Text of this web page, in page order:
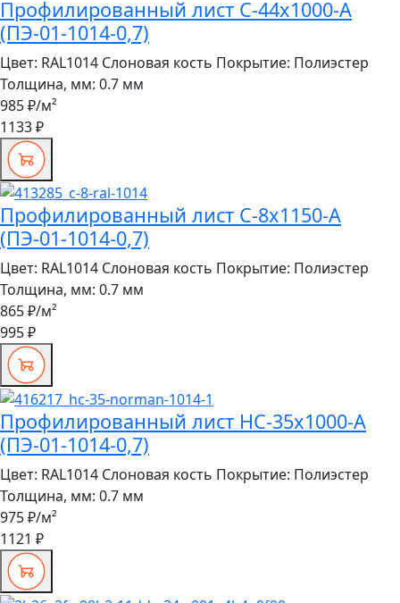
Профилированный лист С-44x1000-A
(ПЭ-01-1014-0,7)
Цвет: RAL1014 Слоновая кость Покрытие: Полиэстер
Толщина, мм: 0.7 мм
985 ₽/м²
1133 ₽
Профилированный лист С-8x1150-A
(ПЭ-01-1014-0,7)
Цвет: RAL1014 Слоновая кость Покрытие: Полиэстер
Толщина, мм: 0.7 мм
865 ₽/м²
995 ₽
Профилированный лист НС-35x1000-A
(ПЭ-01-1014-0,7)
Цвет: RAL1014 Слоновая кость Покрытие: Полиэстер
Толщина, мм: 0.7 мм
975 ₽/м²
1121 ₽